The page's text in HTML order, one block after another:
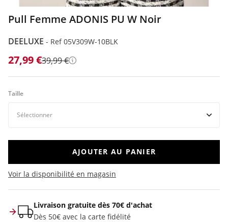
Pull Femme ADONIS PU W Noir
DEELUXE - Ref 05V309W-10BLK
27,99 €39,99 € Détails
Taille
AJOUTER AU PANIER
Voir la disponibilité en magasin
Livraison gratuite dès 70€ d'achat
Dès 50€ avec la carte fidélité